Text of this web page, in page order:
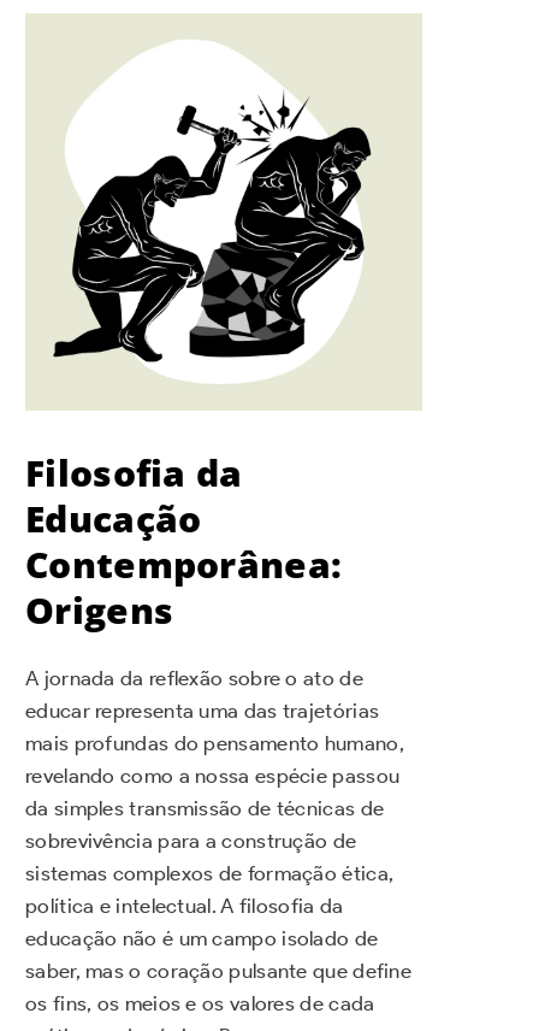
Filosofia da
Educação
Contemporânea:
Origens
A jornada da reflexão sobre o ato de
educar representa uma das trajetórias
mais profundas do pensamento humano,
revelando como a nossa espécie passou
da simples transmissão de técnicas de
sobrevivência para a construção de
sistemas complexos de formação ética,
política e intelectual. A filosofia da
educação não é um campo isolado de
saber, mas o coração pulsante que define
os fins, os meios e os valores de cada